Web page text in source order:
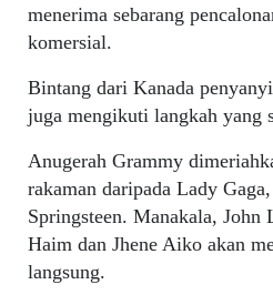
menerima sebarang
komersial.
Bintang dari Kanada
juga mengikuti langkah yang
Anugerah Grammy
rakaman daripada Lady
Springsteen. Manakala,
Haim dan Jhene Aiko akan
langsung.